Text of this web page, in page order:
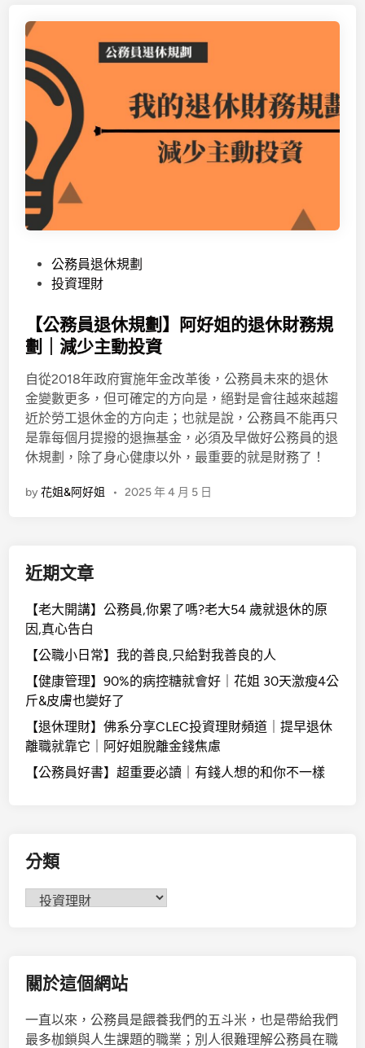
e
i
n
公務員退休規劃
投資理財
【公務員退休規劃】阿好姐的退休財務規
劃｜減少主動投資
自從2018年政府實施年金改革後，公務員未來的退休
金變數更多，但可確定的方向是，絕對是會往越來越趨
近於勞工退休金的方向走；也就是說，公務員不能再只
是靠每個月提撥的退撫基金，必須及早做好公務員的退
休規劃，除了身心健康以外，最重要的就是財務了！
by花姐&阿好姐 • 2025 年 4 月 5 日
近期文章
【老大開講】公務員,你累了嗎?老大54 歲就退休的原
因,真心告白
【公職小日常】我的善良,只給對我善良的人
【健康管理】90%的病控糖就會好｜花姐 30天激瘦4公
斤&皮膚也變好了
【退休理財】佛系分享CLEC投資理財頻道｜提早退休
離職就靠它｜阿好姐脫離金錢焦慮
【公務員好書】超重要必讀｜有錢人想的和你不一樣
分類
關於這個網站
一直以來，公務員是餵養我們的五斗米，也是帶給我們
最多枷鎖與人生課題的職業；別人很難理解公務員在職